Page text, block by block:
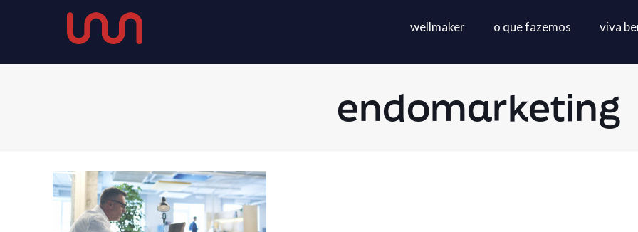
wellmaker o que fazemos viva
endomarketing